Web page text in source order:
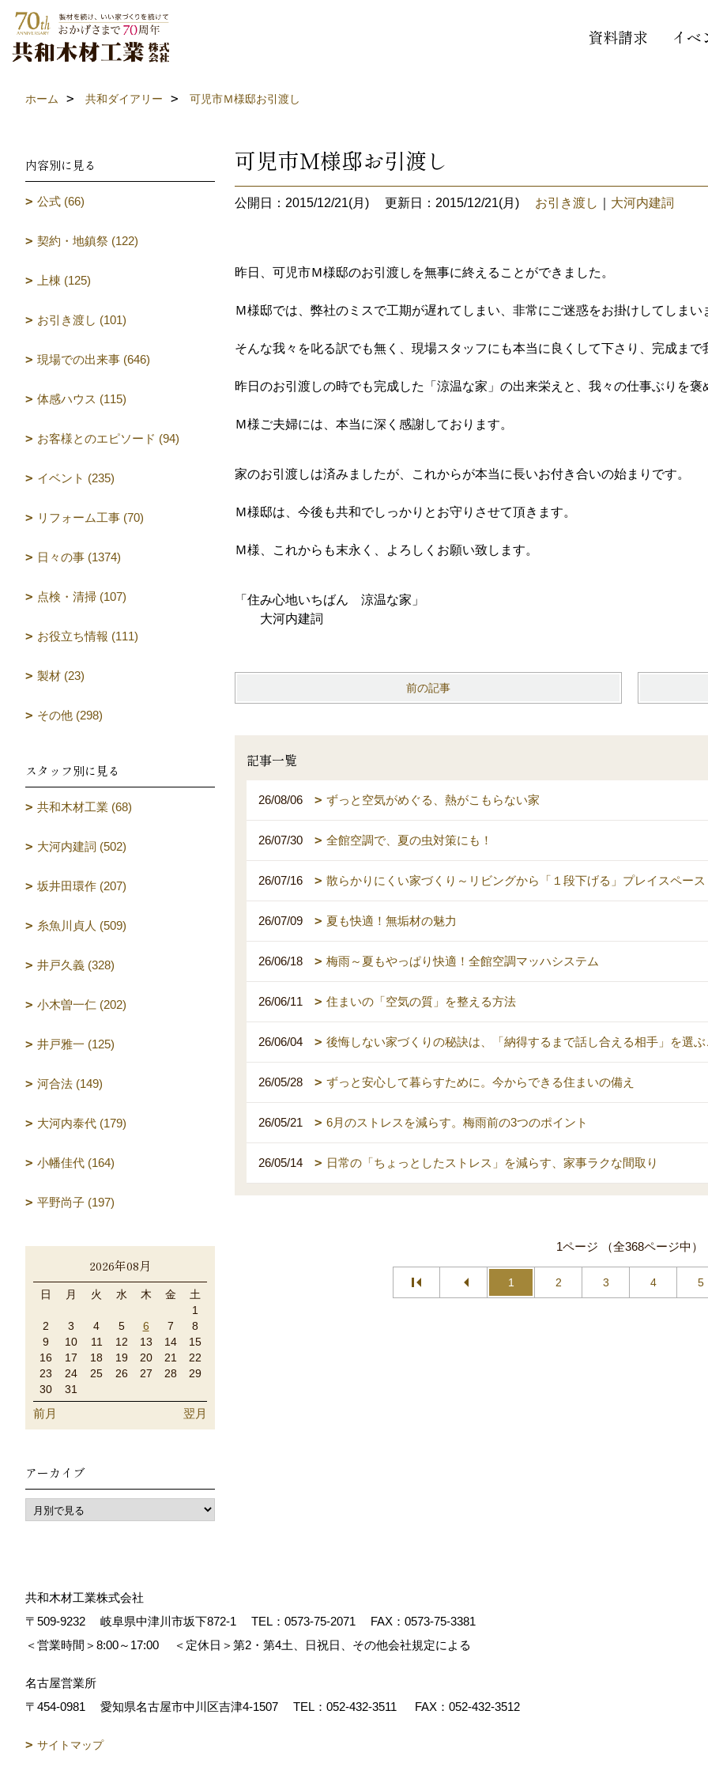
資料請求 イベ
ホーム 共和ダイアリー 可児市Ｍ様邸お引渡し
可児市Ｍ様邸お引渡し
公開日：2015/12/21(月) 更新日：2015/12/21(月) お引き渡し 大河内建詞
昨日、可児市Ｍ様邸のお引渡しを無事に終えることができました。
Ｍ様邸では、弊社のミスで工期が遅れてしまい、非常にご迷惑をお掛けしてしまい
そんな我々を叱る訳でも無く、現場スタッフにも本当に良くして下さり、完成ま
昨日のお引渡しの時でも完成した「涼温な家」の出来栄えと、我々の仕事ぶりを褒
Ｍ様ご夫婦には、本当に深く感謝しております。
家のお引渡しは済みましたが、これからが本当に長いお付き合いの始まりです。
Ｍ様邸は、今後も共和でしっかりとお守りさせて頂きます。
Ｍ様、これからも末永く、よろしくお願い致します。
「住み心地いちばん 涼温な家」
大河内建詞
前の記事
記事一覧
26/08/06 ずっと空気がめぐる、熱がこもらない家
26/07/30 全館空調で、夏の虫対策にも！
26/07/16 散らかりにくい家づくり～リビングから「１段下げる」プレイスペース
26/07/09 夏も快適！無垢材の魅力
26/06/18 梅雨～夏もやっぱり快適！全館空調マッハシステム
26/06/11 住まいの「空気の質」を整える方法
26/06/04 後悔しない家づくりの秘訣は、「納得するまで話し合える相手」を選
26/05/28 ずっと安心して暮らすために。今からできる住まいの備え
26/05/21 6月のストレスを減らす。梅雨前の3つのポイント
26/05/14 日常の「ちょっとしたストレス」を減らす、家事ラクな間取り
1ページ （全368ページ中）
1 2 3 4 5
内容別に見る
公式 (66)
契約・地鎮祭 (122)
上棟 (125)
お引き渡し (101)
現場での出来事 (646)
体感ハウス (115)
お客様とのエピソード (94)
イベント (235)
リフォーム工事 (70)
日々の事 (1374)
点検・清掃 (107)
お役立ち情報 (111)
製材 (23)
その他 (298)
スタッフ別に見る
共和木材工業 (68)
大河内建詞 (502)
坂井田環作 (207)
糸魚川貞人 (509)
井戸久義 (328)
小木曽一仁 (202)
井戸雅一 (125)
河合法 (149)
大河内泰代 (179)
小幡佳代 (164)
平野尚子 (197)
2026年08月
日 月 火 水 木 金
土
1
2
3 4 5 6 7
8
9
10 11 12 13 14
15
16
17 18 19 20 21
22
23
24 25 26 27 28
29
30
31
前月 翌月
アーカイブ
共和木材工業株式会社
〒509-9232
岐阜県中津川市坂下872‐1 TEL： 0573-75-2071
FAX：0573-75-3381
＜営業時間＞8:00～17:00
＜定休日＞第2・第4土、日祝日、その他会社規定による
名古屋営業所
〒454-0981
愛知県名古屋市中川区吉津4-1507 TEL： 052-432-3511 FAX：052-432-3512
サイトマップ